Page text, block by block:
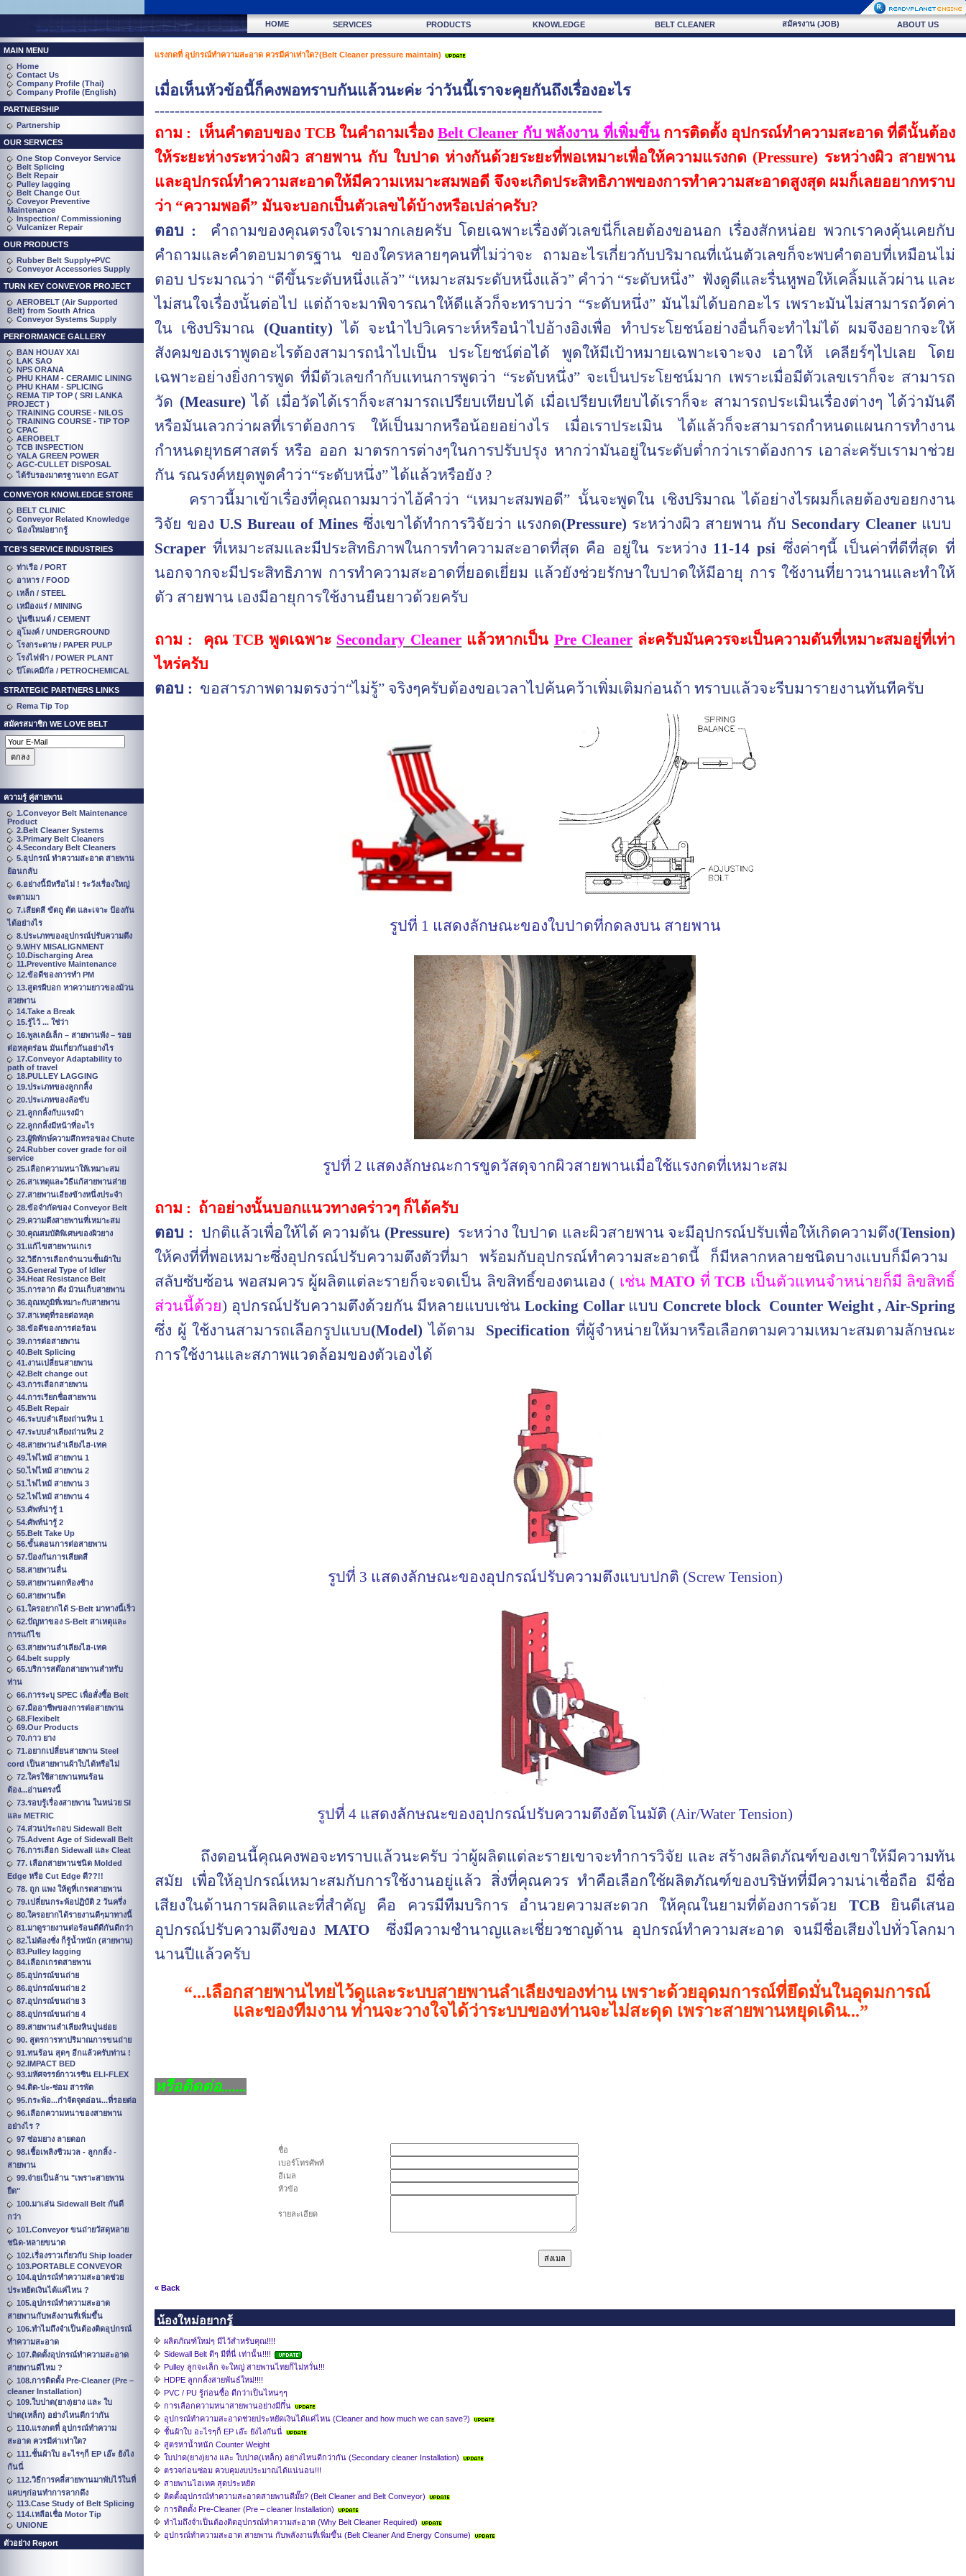
HOME SERVICES PRODUCTS KNOWLEDGE BELT CLEANER สมัครงาน (JOB) ABOUT US
MAIN MENU
Home
Contact Us
Company Profile (Thai)
Company Profile (English)
PARTNERSHIP
Partnership
OUR SERVICES
One Stop Conveyor Service
Belt Splicing
Belt Repair
Pulley lagging
Belt Change Out
Coveyor Preventive
Maintenance
Inspection/ Commissioning
Vulcanizer Repair
OUR PRODUCTS
Rubber Belt Supply+PVC
Conveyor Accessories Supply
TURN KEY CONVEYOR PROJECT
AEROBELT (Air Supported
Belt) from South Africa
Conveyor Systems Supply
PERFORMANCE GALLERY
BAN HOUAY XAI
LAK SAO
NPS ORANA
PHU KHAM - CERAMIC LINING
PHU KHAM - SPLICING
REMA TIP TOP ( SRI LANKA
PROJECT )
TRAINING COURSE - NILOS
TRAINING COURSE - TIP TOP
CPAC
AEROBELT
TCB INSPECTION
YALA GREEN POWER
AGC-CULLET DISPOSAL
ได้รับรองมาตรฐานจาก EGAT
CONVEYOR KNOWLEDGE STORE
BELT CLINIC
Conveyor Related Knowledge
น้องใหม่อยากรู้
TCB'S SERVICE INDUSTRIES
ท่าเรือ / PORT
อาหาร / FOOD
เหล็ก / STEEL
เหมืองแร่ / MINING
ปูนซีเมนต์ / CEMENT
อุโมงค์ / UNDERGROUND
โรงกระดาษ / PAPER PULP
โรงไฟฟ้า / POWER PLANT
ปิโตเคมีกัล / PETROCHEMICAL
STRATEGIC PARTNERS LINKS
Rema Tip Top
สมัครสมาชิก WE LOVE BELT
ความรู้ คู่สายพาน
1.Conveyor Belt Maintenance
Product
2.Belt Cleaner Systems
3.Primary Belt Cleaners
4.Secondary Belt Cleaners
5.อุปกรณ์ ทำความสะอาด สายพาน
ย้อนกลับ
6.อย่างนี้มีหรือไม่ ! ระวังเรื่องใหญ่
จะตามมา
7.เสียดสี ขัดถู ตัด และเจาะ ป้องกัน
ได้อย่างไร
8.ประเภทของอุปกรณ์ปรับความตึง
9.WHY MISALIGNMENT
10.Discharging Area
11.Preventive Maintenance
12.ข้อดีของการทำ PM
13.สูตรผีบอก หาความยาวของม้วน
สวยพาน
14.Take a Break
15.รู้ไว้ ... ใช่ว่า
16.พูลเลย์เล็ก – สายพานพัง – รอย
ต่อหลุดร่อน มันเกี่ยวกันอย่างไร
17.Conveyor Adaptability to
path of travel
18.PULLEY LAGGING
19.ประเภทของลูกกลิ้ง
20.ประเภทของล้อขับ
21.ลูกกลิ้งกับแรงม้า
22.ลูกกลิ้งมีหน้าที่อะไร
23.ผู้พิทักษ์ความสึกหรอของ Chute
24.Rubber cover grade for oil
service
25.เลือกความหนาให้เหมาะสม
26.สาเหตุและวิธีแก้สายพานส่าย
27.สายพานเอียงข้างหนึ่งประจำ
28.ข้อจำกัดของ Conveyor Belt
29.ความตึงสายพานที่เหมาะสม
30.คุณสมบัติพิเศษของผิวยาง
31.แก้ไขสายพานเกเร
32.วิธีการเลือกจำนวนชั้นผ้าใบ
33.General Type of Idler
34.Heat Resistance Belt
35.การลาก ดึง ม้วนเก็บสายพาน
36.อุณหภูมิที่เหมาะกับสายพาน
37.สาเหตุที่รอยต่อหลุด
38.ข้อดีของการต่อร้อน
39.การต่อสายพาน
40.Belt Splicing
41.งานเปลี่ยนสายพาน
42.Belt change out
43.การเลือกสายพาน
44.การเรียกชื่อสายพาน
45.Belt Repair
46.ระบบลำเลียงถ่านหิน 1
47.ระบบลำเลียงถ่านหิน 2
48.สายพานลำเลียงไฮ-เทค
49.ไฟไหม้ สายพาน 1
50.ไฟไหม้ สายพาน 2
51.ไฟไหม้ สายพาน 3
52.ไฟไหม้ สายพาน 4
53.ศัพท์น่ารู้ 1
54.ศัพท์น่ารู้ 2
55.Belt Take Up
56.ขั้นตอนการต่อสายพาน
57.ป้องกันการเสียดสี
58.สายพานลื่น
59.สายพานตกท้องช้าง
60.สายพานยืด
61.ใครอยากได้ S-Belt มาทางนี้เร็ว
62.ปัญหาของ S-Belt สาเหตุและ
การแก้ไข
63.สายพานลำเลียงไฮ-เทค
64.belt supply
65.บริการสต๊อกสายพานสำหรับ
ท่าน
66.การระบุ SPEC เพื่อสั่งซื้อ Belt
67.มืออาชีพของการต่อสายพาน
68.Flexibelt
69.Our Products
70.กาว ยาง
71.อยากเปลี่ยนสายพาน Steel
cord เป็นสายพานผ้าใบได้หรือไม่
72.ใครใช้สายพานทนร้อน
ต้อง...อ่านตรงนี้
73.รอบรู้เรื่องสายพาน ในหน่วย SI
และ METRIC
74.ส่วนประกอบ Sidewall Belt
75.Advent Age of Sidewall Belt
76.การเลือก Sidewall และ Cleat
77. เลือกสายพานชนิด Molded
Edge หรือ Cut Edge ดี??!!
78. ถูก แพง ให้ดูที่เกรดสายพาน
79.เปลี่ยนกระพ้อปฏิบัติ 2 วันครึ่ง
80.ใครอยากได้รายงานดีๆมาทางนี้
81.มาดูรายงานต่อร้อนดีดีกันดีกว่า
82.ไม่ต้องชั่ง ก็รู้น้ำหนัก (สายพาน)
83.Pulley lagging
84.เลือกเกรดสายพาน
85.อุปกรณ์ขนถ่าย
86.อุปกรณ์ขนถ่าย 2
87.อุปกรณ์ขนถ่าย 3
88.อุปกรณ์ขนถ่าย 4
89.สายพานลำเลียงหินปูนย่อย
90. สูตรการหาปริมาณการขนถ่าย
91.ทนร้อน สุดๆ อีกแล้วครับท่าน !
92.IMPACT BED
93.มหัศจรรย์กาวเรซิน ELI-FLEX
94.ติด-ปะ-ซ่อม สารพัด
95.กระพ้อ...กำจัดจุดอ่อน...ที่รอยต่อ
96.เลือกความหนาของสายพาน
อย่างไร ?
97 ซ่อมยาง ลายดอก
98.เชื้อเพลิงชีวมวล - ลูกกลิ้ง -
สายพาน
99.จ่ายเป็นล้าน "เพราะสายพาน
ยืด"
100.มาเล่น Sidewall Belt กันดี
กว่า
101.Conveyor ขนถ่ายวัสดุหลาย
ชนิด-หลายขนาด
102.เรื่องราวเกี่ยวกับ Ship loader
103.PORTABLE CONVEYOR
104.อุปกรณ์ทำความสะอาดช่วย
ประหยัดเงินได้แค่ไหน ?
105.อุปกรณ์ทำความสะอาด
สายพานกับพลังงานที่เพิ่มขึ้น
106.ทำไมถึงจำเป็นต้องติดอุปกรณ์
ทำความสะอาด
107.ติดตั้งอุปกรณ์ทำความสะอาด
สายพานดีไหม ?
108.การติดตั้ง Pre-Cleaner (Pre –
cleaner Installation)
109.ใบปาด(ยาง)ยาง และ ใบ
ปาด(เหล็ก) อย่างไหนดีกว่ากัน
110.แรงกดที่ อุปกรณ์ทำความ
สะอาด ควรมีค่าเท่าใด?
111.ชั้นผ้าใบ อะไรๆก็ EP เอ๊ะ ยังไง
กันนี่
112.วิธีการคลี่สายพานมาพับไว้ในที่
แคบๆก่อนทำการลากดึง
113.Case Study of Belt Splicing
114.เหลือเชื่อ Motor Tip
UNIONE
ตัวอย่าง Report
แรงกดที่ อุปกรณ์ทำความสะอาด ควรมีค่าเท่าใด?(Belt Cleaner pressure maintain)
เมื่อเห็นหัวข้อนี้ก็คงพอทราบกันแล้วนะค่ะ ว่าวันนี้เราจะคุยกันถึงเรื่องอะไร
-----------------------------------------------------------------------------------------
ถาม : เห็นคำตอบของ TCBในคำถามเรื่อง Belt Cleaner กับ พลังงาน ที่เพิ่มขึ้นการติดตั้ง อุปกรณ์ทำความสะอาด ที่ดีนั้นต้อง
ให้ระยะห่างระหว่างผิว สายพาน กับ ใบปาด ห่างกันด้วยระยะที่พอเหมาะเพื่อให้ความแรงกด (Pressure) ระหว่างผิว สายพาน
และอุปกรณ์ทำความสะอาดให้มีความเหมาะสมพอดี จึงจะเกิดประสิทธิภาพของการทำความสะอาดสูงสุด ผมก็เลยอยากทราบ
ว่า “ความพอดี” มันจะบอกเป็นตัวเลขได้บ้างหรือเปล่าครับ?
ตอบ :
คำถามของคุณตรงใจเรามากเลยครับ โดยเฉพาะเรื่องตัวเลขนี่ก็เลยต้องขอนอก เรื่องสักหน่อย พวกเราคงคุ้นเคยกับ
คำถามและคำตอบมาตรฐาน ของใครหลายๆคนที่ไม่ว่าจะ ถามอะไรเกี่ยวกับปริมาณที่เน้นตัวเลขก็จะพบคำตอบที่เหมือนไม่
ตอบ ประมาณว่า “ดีขึ้นระดับหนึ่งแล้ว” “เหมาะสมระดับหนึ่งแล้ว”คำว่า “ระดับหนึ่ง” ฟังดูดีและรื่นหูพอให้เคลิ้มแล้วผ่าน และ
ไม่สนใจเรื่องนั้นต่อไป แต่ถ้าจะมาพิจารณาให้ดีแล้วก็จะทราบว่า “ระดับหนึ่ง”มันไม่ได้บอกอะไร เพราะมันไม่สามารถวัดค่า
ใน เชิงปริมาณ
(Quantity)ได้ จะนำไปวิเคราะห์หรือนำไปอ้างอิงเพื่อ ทำประโยชน์อย่างอื่นก็จะทำไม่ได้ ผมจึงอยากจะให้
สังคมของเราพูดอะไรต้องสามารถนำไปเป็น ประโยชน์ต่อได้ พูดให้มีเป้าหมายเฉพาะเจาะจง เอาให้ เคลียร์ๆไปเลย โดย
เฉพาะอย่างยิ่งการพูด ที่มีตัวเลขกำกับแทนการพูดว่า “ระดับหนึ่ง”จะเป็นประโยชน์มาก เพราะเมื่อมีตัวเลขเราก็จะ สามารถ
วัด (Measure)ได้ เมื่อวัดได้เราก็จะสามารถเปรียบเทียบได้ เมื่อเปรียบเทียบได้เราก็จะ สามารถประเมินเรื่องต่างๆ ได้ว่ามันดี
หรือมันเลวกว่าผลที่เราต้องการ ให้เป็นมากหรือน้อยอย่างไร เมื่อเราประเมิน ได้แล้วก็จะสามารถกำหนดแผนการทำงาน
กำหนดยุทธศาสตร์ หรือ ออก มาตรการต่างๆในการปรับปรุง หากว่ามันอยู่ในระดับต่ำกว่าเราต้องการ เอาล่ะครับเรามาช่วย
กัน รณรงค์หยุดพูดคำว่า“ระดับหนึ่ง”ได้แล้วหรือยัง ?
คราวนี้มาเข้าเรื่องที่คุณถามมาว่าไอ้คำว่า “เหมาะสมพอดี” นั้นจะพูดใน เชิงปริมาณ ได้อย่างไรผมก็เลยต้องขอยกงาน
วิจัย ของ U.S Bureau of Mines ซึ่งเขาได้ทำการวิจัยว่า แรงกด(Pressure) ระหว่างผิว สายพาน กับ Secondary Cleaner แบบ
Scraper ที่เหมาะสมและมีประสิทธิภาพในการทำความสะอาดที่สุด คือ อยู่ใน ระหว่าง 11-14psi ซึ่งค่าๆนี้ เป็นค่าที่ดีที่สุด ที่
นอกจากจะมีประสิทธิภาพ การทำความสะอาดที่ยอดเยี่ยม แล้วยังช่วยรักษาใบปาดให้มีอายุ การ ใช้งานที่ยาวนานและทำให้
ตัว สายพาน เองมีอายุการใช้งานยืนยาวด้วยครับ
ถาม : คุณ TCBพูดเฉพาะ Secondary Cleaner แล้วหากเป็น Pre Cleanerล่ะครับมันควรจะเป็นความดันที่เหมาะสมอยู่ที่เท่า
ไหร่ครับ
ตอบ : ขอสารภาพตามตรงว่า“ไม่รู้” จริงๆครับต้องขอเวลาไปค้นคว้าเพิ่มเติมก่อนถ้า ทราบแล้วจะรีบมารายงานทันทีครับ
รูปที่ 1 แสดงลักษณะของใบปาดที่กดลงบน สายพาน
รูปที่ 2 แสดงลักษณะการขูดวัสดุจากผิวสายพานเมื่อใช้แรงกดที่เหมาะสม
ถาม : ถ้าอย่างนั้นบอกแนวทางคร่าวๆ ก็ได้ครับ
ตอบ : ปกติแล้วเพื่อให้ได้ ความดัน (Pressure) ระหว่าง ใบปาด และผิวสายพาน จะมีอุปกรณ์ปรับเพื่อให้เกิดความตึง(Tension)
ให้คงที่ที่พอเหมาะซึ่งอุปกรณ์ปรับความตึงตัวที่มา พร้อมกับอุปกรณ์ทำความสะอาดนี้ ก็มีหลากหลายชนิดบางแบบก็มีความ
สลับซับซ้อน พอสมควร ผู้ผลิตแต่ละรายก็จะจดเป็น ลิขสิทธิ์ของตนเอง ( เช่น MATO ที่ TCB เป็นตัวแทนจำหน่ายก็มี ลิขสิทธิ์
ส่วนนี้ด้วย) อุปกรณ์ปรับความตึงด้วยกัน มีหลายแบบเช่น Locking Collarแบบ Concrete block Counter Weight , Air-Spring
ซึ่ง ผู้ ใช้งานสามารถเลือกรูปแบบ(Model)ได้ตาม Specification ที่ผู้จำหน่ายให้มาหรือเลือกตามความเหมาะสมตามลักษณะ
การใช้งานและสภาพแวดล้อมของตัวเองได้
รูปที่ 3 แสดงลักษณะของอุปกรณ์ปรับความตึงแบบปกติ (Screw Tension)
รูปที่ 4 แสดงลักษณะของอุปกรณ์ปรับความตึงอัตโนมัติ (Air/Water Tension)
ถึงตอนนี้คุณคงพอจะทราบแล้วนะครับ ว่าผู้ผลิตแต่ละรายเขาจะทำการวิจัย และ สร้างผลิตภัณฑ์ของเขาให้มีความทัน
สมัย เพื่อให้อุปกรณ์เหมาะสมกับการใช้งานอยู่แล้ว สิ่งที่คุณควร ทำคือเลือกใช้ผลิตภัณฑ์ของบริษัทที่มีความน่าเชื่อถือ มีชื่อ
เสียงในด้านการผลิตและที่สำคัญ คือ ควรมีทีมบริการ อำนวยความสะดวก ให้คุณในยามที่ต้องการด้วย TCB
ยินดีเสนอ
อุปกรณ์ปรับความตึงของ MATO
ซึ่งมีความชำนาญและเชี่ยวชาญด้าน อุปกรณ์ทำความสะอาด จนมีชื่อเสียงไปทั่วโลกมา
นานปีแล้วครับ
“...เลือกสายพานไทยไว้ดูและระบบสายพานลำเลียงของท่าน เพราะด้วยอุดมการณ์ที่ยึดมั่นในอุดมการณ์
และของทีมงาน ท่านจะวางใจได้ว่าระบบของท่านจะไม่สะดุด เพราะสายพานหยุดเดิน...”
หรือติดต่อ.......
ชื่อ
เบอร์โทรศัพท์
อีเมล
หัวข้อ
รายละเอียด
« Back
น้องใหม่อยากรู้
ผลิตภัณฑ์ใหม่ๆ มีไว้สำหรับคุณ!!!!
Sidewall Belt ดีๆ มีที่นี่ เท่านั้น!!!!
Pulley ลูกจะเล็ก จะใหญ่ สายพานไทยก็ไม่หวั่น!!!
HDPE ลูกกลิ้งสายพันธ์ใหม่!!!!
PVC / PU รู้ก่อนซื้อ ดีกว่าเป็นไหนๆๆ
การเลือกความหนาสายพานอย่างมีกึ๋น
อุปกรณ์ทำความสะอาดช่วยประหยัดเงินได้แค่ไหน (Cleaner and how much we can save?)
ชั้นผ้าใบ อะไรๆก็ EP เอ๊ะ ยังไงกันนี่
สูตรหาน้ำหนัก Counter Weight
ใบปาด(ยาง)ยาง และ ใบปาด(เหล็ก) อย่างไหนดีกว่ากัน (Secondary cleaner Installation)
ตรวจก่อนซ่อม ควบคุมงบประมาณได้แน่นอน!!!
สายพานไฮเทค สุดประหยัด
ติดตั้งอุปกรณ์ทำความสะอาดสายพานดีมั๊ย? (Belt Cleaner and Belt Conveyor)
การติดตั้ง Pre-Cleaner (Pre – cleaner Installation)
ทำไมถึงจำเป็นต้องติดอุปกรณ์ทำความสะอาด (Why Belt Cleaner Required)
อุปกรณ์ทำความสะอาด สายพาน กับพลังงานที่เพิ่มขึ้น (Belt Cleaner And Energy Consume)